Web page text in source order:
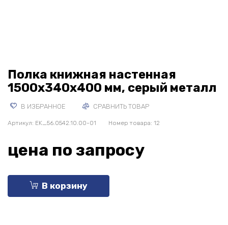
Полка книжная настенная
1500x340x400 мм, серый металл
В ИЗБРАННОЕ СРАВНИТЬ ТОВАР
Артикул: EK_56.0542.10.00-01 Номер товара: 12
цена по запросу
В корзину